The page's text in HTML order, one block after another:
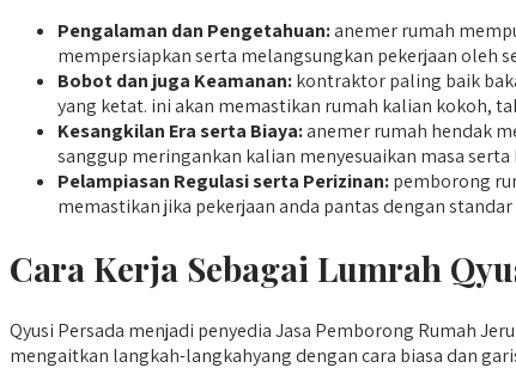
Pengalaman dan Pengetahuan:anemer rumah
mempersiapkan serta melangsungkan pekerjaan oleh
Bobot dan juga Keamanan:kontraktor paling baik
yang ketat. ini akan memastikan rumah kalian kokoh,
Kesangkilan Era serta Biaya:anemer rumah hendak
sanggup meringankan kalian menyesuaikan masa serta
Pelampiasan Regulasi serta Perizinan:pemborong
memastikan jika pekerjaan anda pantas dengan
Cara Kerja Sebagai Lumrah
Qyusi Persada menjadi penyedia Jasa Pemborong Rumah
mengaitkan langkah-langkahyang dengan cara biasa dan